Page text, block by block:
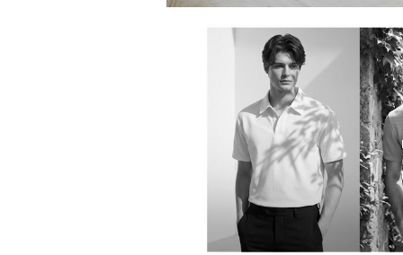
사
다른 고객들이 구매
지오지아, 이 상품은